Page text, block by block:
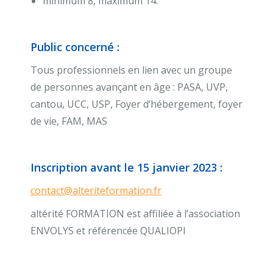
Public concerné :
Tous professionnels en lien avec un groupe
de personnes avançant en âge : PASA, UVP,
cantou, UCC, USP, Foyer d’hébergement, foyer
de vie, FAM, MAS
Inscription avant le 15 janvier 2023 :
contact@alteriteformation.fr
altérité FORMATION est affiliée à l’association
ENVOLYS et référencée QUALIOPI